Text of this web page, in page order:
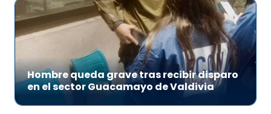
Hombre queda grave tras recibir disparo
en el sector Guacamayo de Valdivia